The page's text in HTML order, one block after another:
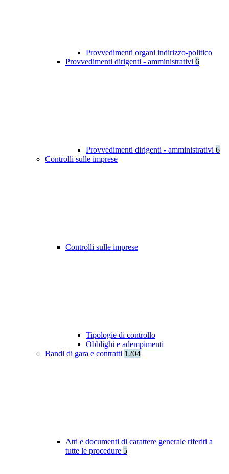
Provvedimenti organi indirizzo-politico
Provvedimenti dirigenti - amministrativi 6
Provvedimenti dirigenti - amministrativi 6
Controlli sulle imprese
Controlli sulle imprese
Tipologie di controllo
Obblighi e adempimenti
Bandi di gara e contratti 1204
Atti e documenti di carattere generale riferiti a
tutte le procedure 5